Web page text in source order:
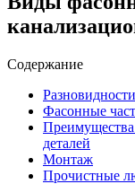
Содержание
Фасонные
деталей
Монтаж
Прочистные